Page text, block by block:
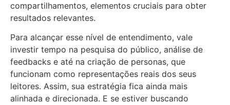
compartilhamentos, elementos cruciais para obter
resultados relevantes.
Para alcançar esse nível de entendimento, vale
investir tempo na pesquisa do público, análise de
feedbacks e até na criação de personas, que
funcionam como representações reais dos seus
leitores. Assim, sua estratégia fica ainda mais
alinhada e direcionada. E se estiver buscando